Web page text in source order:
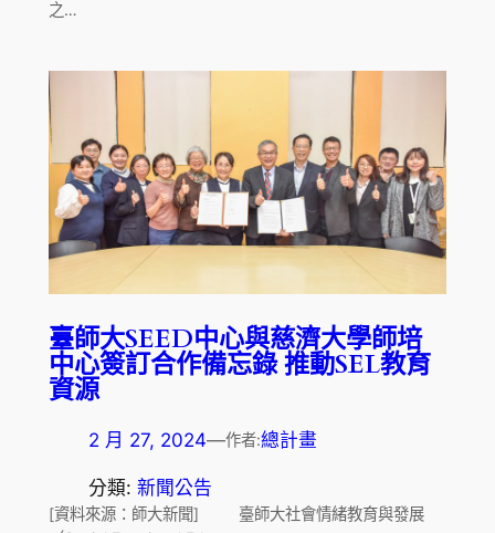
之…
臺師大SEED中心與慈濟大學師培
中心簽訂合作備忘錄 推動SEL教育
資源
2 月 27, 2024—作者:總計畫
分類: 新聞公告
[資料來源：師大新聞] 臺師大社會情緒教育與發展